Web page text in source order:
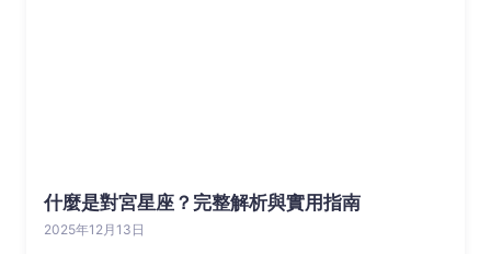
什麼是對宮星座？完整解析與實用指南
2025年12月13日